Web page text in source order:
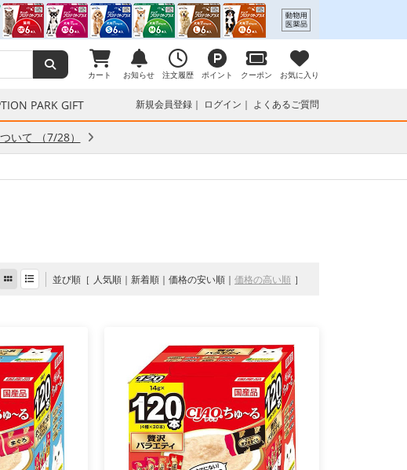
カート お知らせ 注文履歴 ポイント クーポン お気に入り
PARK GIFT 新規会員登録 ログイン よくあるご質問
いて （7/28）
並び順 人気順 新着順 価格の安い順 価格の高い順